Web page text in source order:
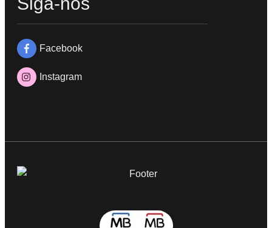
Facebook
Instagram